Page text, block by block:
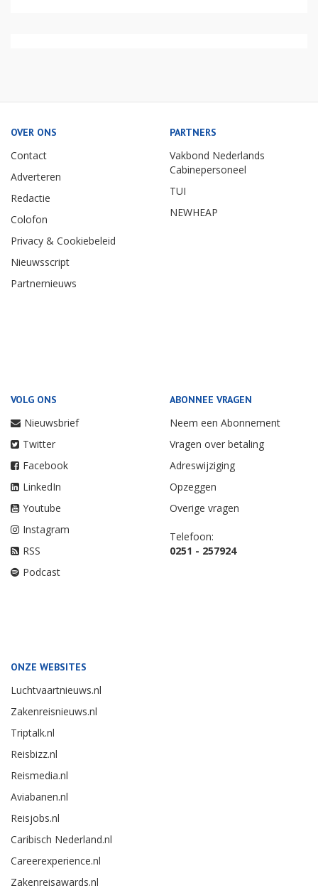
OVER ONS
Contact
Adverteren
Redactie
Colofon
Privacy & Cookiebeleid
Nieuwsscript
Partnernieuws
PARTNERS
Vakbond Nederlands
Cabinepersoneel
TUI
NEWHEAP
VOLG ONS
Nieuwsbrief
Twitter
Facebook
LinkedIn
Youtube
Instagram
RSS
Podcast
ABONNEE VRAGEN
Neem een Abonnement
Vragen over betaling
Adreswijziging
Opzeggen
Overige vragen
Telefoon:
0251 - 257924
ONZE WEBSITES
Luchtvaartnieuws.nl
Zakenreisnieuws.nl
Triptalk.nl
Reisbizz.nl
Reismedia.nl
Aviabanen.nl
Reisjobs.nl
Caribisch Nederland.nl
Careerexperience.nl
Zakenreisawards.nl